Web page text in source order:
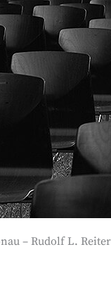
– Rudolf L. Reiter